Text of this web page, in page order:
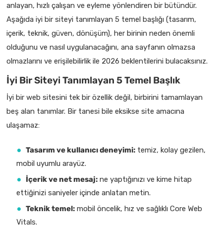
anlayan, hızlı çalışan ve eyleme yönlendiren bir bütündür.
Aşağıda iyi bir siteyi tanımlayan 5 temel başlığı (tasarım,
içerik, teknik, güven, dönüşüm), her birinin neden önemli
olduğunu ve nasıl uygulanacağını, ana sayfanın olmazsa
olmazlarını ve erişilebilirlik ile 2026 beklentilerini bulacaksınız.
İyi Bir Siteyi Tanımlayan 5 Temel Başlık
İyi bir web sitesini tek bir özellik değil, birbirini tamamlayan
beş alan tanımlar. Bir tanesi bile eksikse site amacına
ulaşamaz:
Tasarım ve kullanıcı deneyimi: temiz, kolay gezilen,
mobil uyumlu arayüz.
İçerik ve net mesaj: ne yaptığınızı ve kime hitap
ettiğinizi saniyeler içinde anlatan metin.
Teknik temel: mobil öncelik, hız ve sağlıklı Core Web
Vitals.